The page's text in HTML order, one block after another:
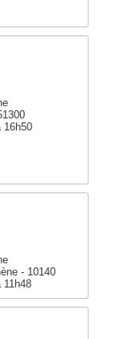
16h50
- 10140
11h48